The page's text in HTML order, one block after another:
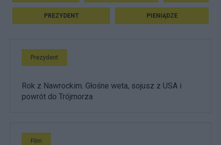
PREZYDENT PIENIĄDZE
Prezydent
Rok z Nawrockim. Głośne weta, sojusz z USA i
powrót do Trójmorza
Film